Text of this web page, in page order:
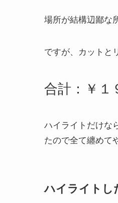
場所が結構辺鄙な
ですが、カットと
合計：￥１
ハイライトだけな
たので全て纏めて
ハイライトし